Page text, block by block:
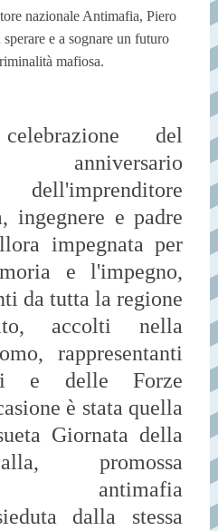
nazionale Antimafia, Piero
e a sognare un futuro
mafiosa.
del
anniversario
dell'imprenditore
ingegnere e padre
impegnata per
e l'impegno,
da tutta la regione
accolti nella
rappresentanti
e delle Forze
è stata quella
Giornata della
promossa
antimafia
dalla stessa